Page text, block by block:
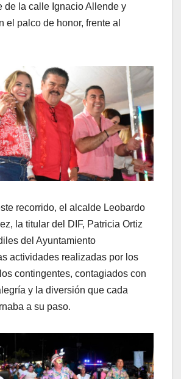
de la calle Ignacio Allende y
el palco de honor, frente al
recorrido, el alcalde Leobardo
la titular del DIF, Patricia Ortiz
del Ayuntamiento
actividades realizadas por los
contingentes, contagiados con
y la diversión que cada
a su paso.